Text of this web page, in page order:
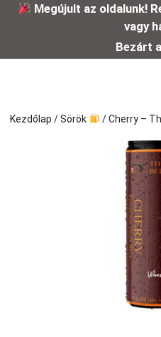
Kilépés Megújult az oldalunk!
vagy
Bezárt
Kezdőlap /Sörök / Cherry –